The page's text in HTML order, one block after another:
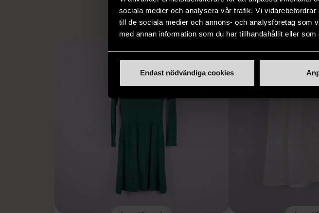
sociala medier och analysera vår trafik. Vi
till de sociala medier och annons- och analysföretag som
med annan information som du har tillhandahållit eller
Endast nödvändiga cookies
Hitta produkter